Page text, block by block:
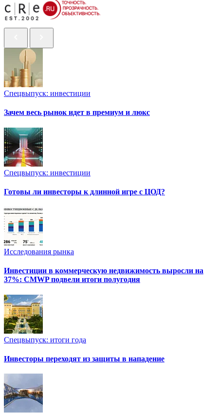
Спецвыпуск: инвестиции
Зачем весь рынок идет в премиум и люкс
Спецвыпуск: инвестиции
Готовы ли инвесторы к длинной игре с ЦОД?
Исследования рынка
Инвестиции в коммерческую недвижимость выросли на
37%: CMWP подвели итоги полугодия
Спецвыпуск: итоги года
Инвесторы переходят из защиты в нападение